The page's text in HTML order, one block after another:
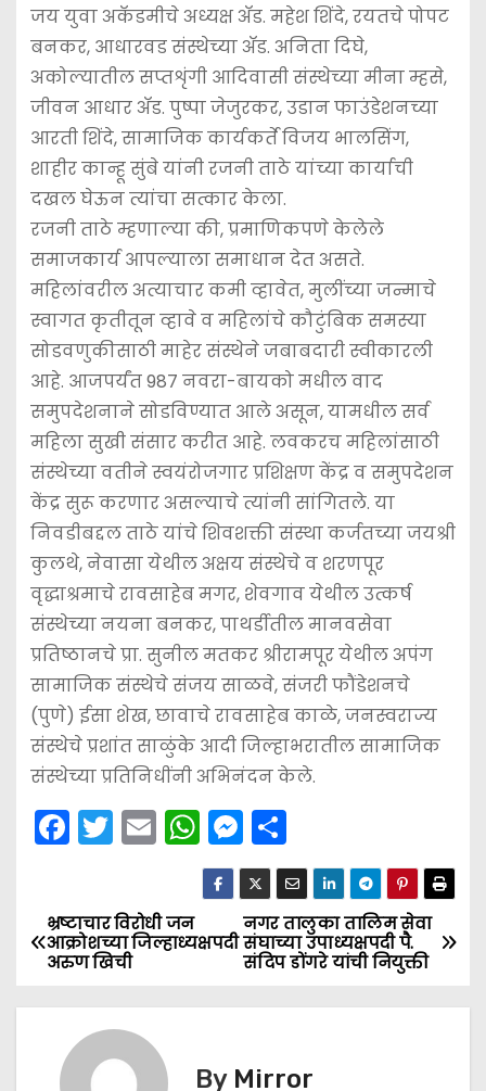
जय युवा अकॅडमीचे अध्यक्ष अ‍ॅड. महेश शिंदे, रयतचे पोपट
बनकर, आधारवड संस्थेच्या अ‍ॅड. अनिता दिघे,
अकोल्यातील सप्तशृंगी आदिवासी संस्थेच्या मीना म्हसे,
जीवन आधार अ‍ॅड. पुष्पा जेजुरकर, उडान फाउंडेशनच्या
आरती शिंदे, सामाजिक कार्यकर्ते विजय भालसिंग,
शाहीर कान्हू सुंबे यांनी रजनी ताठे यांच्या कार्याची
दखल घेऊन त्यांचा सत्कार केला.
रजनी ताठे म्हणाल्या की, प्रमाणिकपणे केलेले
समाजकार्य आपल्याला समाधान देत असते.
महिलांवरील अत्याचार कमी व्हावेत, मुलींच्या जन्माचे
स्वागत कृतीतून व्हावे व महिलांचे कौटुंबिक समस्या
सोडवणुकीसाठी माहेर संस्थेने जबाबदारी स्वीकारली
आहे. आजपर्यंत 987 नवरा-बायको मधील वाद
समुपदेशनाने सोडविण्यात आले असून, यामधील सर्व
महिला सुखी संसार करीत आहे. लवकरच महिलांसाठी
संस्थेच्या वतीने स्वयंरोजगार प्रशिक्षण केंद्र व समुपदेशन
केंद्र सुरू करणार असल्याचे त्यांनी सांगितले. या
निवडीबद्दल ताठे यांचे शिवशक्ती संस्था कर्जतच्या जयश्री
कुलथे, नेवासा येथील अक्षय संस्थेचे व शरणपूर
वृद्धाश्रमाचे रावसाहेब मगर, शेवगाव येथील उत्कर्ष
संस्थेच्या नयना बनकर, पाथर्डीतील मानवसेवा
प्रतिष्ठानचे प्रा. सुनील मतकर श्रीरामपूर येथील अपंग
सामाजिक संस्थेचे संजय साळवे, संजरी फौंडेशनचे
(पुणे) ईसा शेख, छावाचे रावसाहेब काळे, जनस्वराज्य
संस्थेचे प्रशांत साळुंके आदी जिल्हाभरातील सामाजिक
संस्थेच्या प्रतिनिधींनी अभिनंदन केले.
F
a
e
b
o
o
k
T
w
er
E
m
l
W
h
a
ts
A
p
M
e
s
s
e
n
er
S
h
ar
e
P
o
नगर तालुका तालिम सेवा
संघाच्या उपाध्यक्षपदी पै.
संदिप डोंगरे यांची नियुक्ती
भ्रष्टाचार विरोधी जन
आक्रोशच्या जिल्हाध्यक्षपदी
अरुण खिची
By Mirror